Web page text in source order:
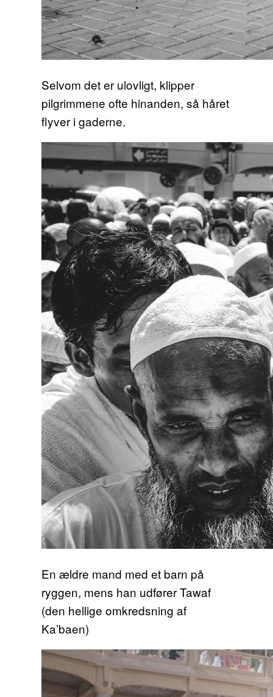
Selvom det er ulovligt, klipper
pilgrimmene ofte hinanden, så håret
flyver i gaderne.
En ældre mand med et barn på
ryggen, mens han udfører Tawaf
(den hellige omkredsning af
Ka’baen)